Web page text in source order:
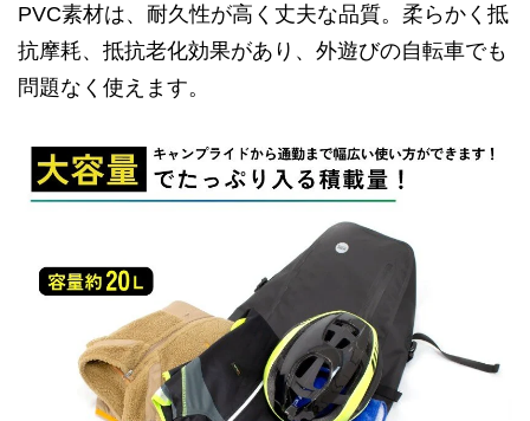
PVC素材は、耐久性が高く丈夫な品質。柔らかく抵
抗摩耗、抵抗老化効果があり、外遊びの自転車でも
問題なく使えます。